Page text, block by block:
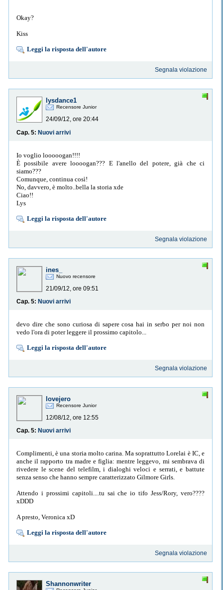
Okay?
Kiss
Leggi la risposta dell'autore
Segnala violazione
lysdance1
Recensore Junior
24/09/12, ore 20:44
Cap. 5: Nuovi arrivi
Io voglio looooogan!!!!
È possibile avere loooogan??? E l'anello del potere, già che ci
siamo???
Comunque, continua così!
No, davvero, è molto..bella la storia xde
Ciao!!
Lys
Leggi la risposta dell'autore
Segnala violazione
ines_
Nuovo recensore
21/09/12, ore 09:51
Cap. 5: Nuovi arrivi
devo dire che sono curiosa di sapere cosa hai in serbo per noi non
vedo l'ora di poter leggere il prossimo capitolo...
Leggi la risposta dell'autore
Segnala violazione
lovejero
Recensore Junior
12/08/12, ore 12:55
Cap. 5: Nuovi arrivi
Complimenti, è una storia molto carina. Ma soprattutto Lorelai è IC, e
anche il rapporto tra madre e figlia: mentre leggevo, mi sembrava di
rivedere le scene del telefilm, i dialoghi veloci e serrati, e battute
senza senso che hanno sempre caratterizzato Gilmore Girls.
Attendo i prossimi capitoli....tu sai che io tifo Jess/Rory, vero????
xDDD
A presto, Veronica xD
Leggi la risposta dell'autore
Segnala violazione
Shannonwriter